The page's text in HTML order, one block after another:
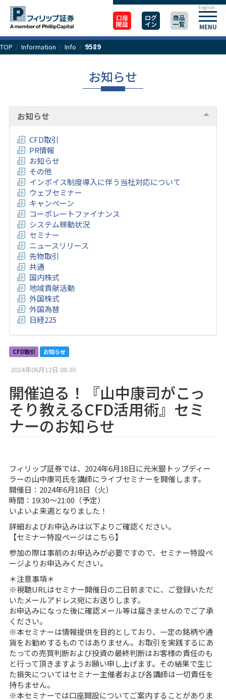
口座
開設
ログ
イン
商品
一覧 MENU
English
TOP / Information / Info / 9589
お知らせ
お知らせ
CFD取引
PR情報
お知らせ
その他
インボイス制度導入に伴う当社対応について
ウェブセミナー
キャンペーン
コーポレートファイナンス
システム稼動状況
セミナー
ニュースリリース
先物取引
共通
国内株式
地域貢献活動
外国株式
外国為替
日経225
CFD取引 お知らせ
2024年06月12日 08:30
開催迫る！『山中康司がこっ
そり教えるCFD活用術』セミ
ナーのお知らせ
フィリップ証券では、2024年6月18日に元米銀トップディー
ラーの山中康司氏を講師にライブセミナーを開催します。
開催日：2024年6月18日（火）
時間：19:30～21:00（予定）
いよいよ来週となりました！
詳細およびお申込みは以下よりご確認ください。
【セミナー特設ページはこちら】
参加の際は事前のお申込みが必要ですので、セミナー特設ペ
ージよりお申込みください。
＊注意事項＊
※視聴URLはセミナー開催日の二日前までに、ご登録いただ
いたメールアドレス宛にお送りします。
お申込みになった後に確認メール等は届きませんのでご了承
ください。
※本セミナーは情報提供を目的としており、一定の銘柄や通
貨をお勧めするものではありません。お取引を実践するにあ
たっての売買判断および投資の最終判断はお客様の責任のも
と行って頂きますようお願い申し上げます。その結果で生じ
た損失についてはセミナー主催者および各講師は一切責任を
持ちません。
※本セミナーでは口座開設についてご案内することがありま